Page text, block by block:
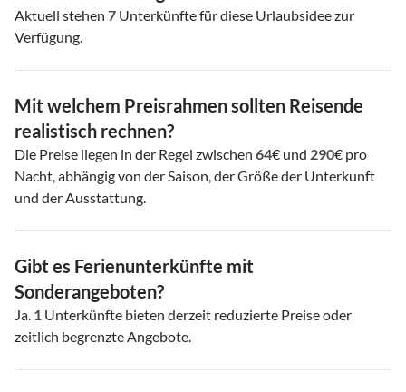
Aktuell stehen 7 Unterkünfte für diese Urlaubsidee zur
Verfügung.
Mit welchem Preisrahmen sollten Reisende
realistisch rechnen?
Die Preise liegen in der Regel zwischen 64€ und 290€ pro
Nacht, abhängig von der Saison, der Größe der Unterkunft
und der Ausstattung.
Gibt es Ferienunterkünfte mit
Sonderangeboten?
Ja. 1 Unterkünfte bieten derzeit reduzierte Preise oder
zeitlich begrenzte Angebote.